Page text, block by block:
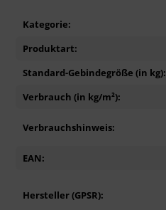
Kategorie:
Produktart:
Standard-Gebindegröße (in kg):
Verbrauch (in kg/m²):
Verbrauchshinweis:
EAN:
Hersteller (GPSR):